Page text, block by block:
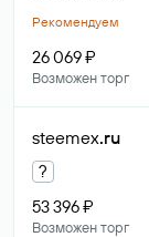
Рекомендуем
26 069 ₽
Возможен торг
steemex.ru
?
53 396 ₽
Возможен торг